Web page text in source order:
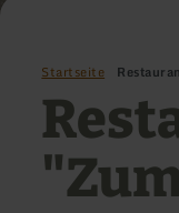
Startseite